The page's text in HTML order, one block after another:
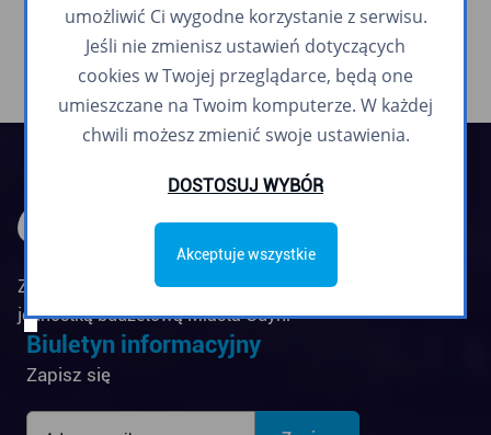
Zarząd Komunikacji Miejskiej w Gdyni jest
jednostką budżetową Miasta Gdyni
Biuletyn informacyjny
Zapisz się
umożliwić Ci wygodne korzystanie z serwisu.
Jeśli nie zmienisz ustawień dotyczących
cookies w Twojej przeglądarce, będą one
umieszczane na Twoim komputerze. W każdej
chwili możesz zmienić swoje ustawienia.
DOSTOSUJ WYBÓR
Akceptuje wszystkie